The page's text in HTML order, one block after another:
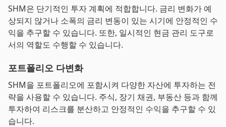
SHM은 단기적인 투자 계획에 적합합니다. 금리 변화가 예
상되지 않거나 소폭의 금리 변동이 있는 시기에 안정적인 수
익을 추구할 수 있습니다. 또한, 일시적인 현금 관리 도구로
서의 역할도 수행할 수 있습니다.
포트폴리오 다변화
SHM을 포트폴리오에 포함시켜 다양한 자산에 투자하는 전
략을 사용할 수 있습니다. 주식, 장기 채권, 부동산 등과 함께
투자하여 리스크를 분산하고 안정적인 수익을 추구할 수 있
습니다.